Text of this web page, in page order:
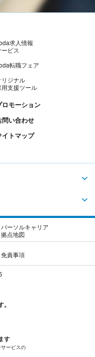
求人情報
ビス
転職フェア
リジナル
用支援ツール
ロモーション
問い合わせ
イトマップ
パーソルキャリア
拠点地図
免責事項
す
ービスの